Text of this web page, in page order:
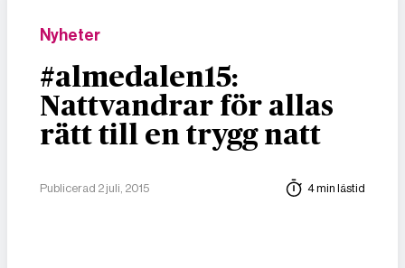
Nyheter
#almedalen15:
Nattvandrar för allas
rätt till en trygg natt
Publicerad 2 juli, 2015 4 min lästid